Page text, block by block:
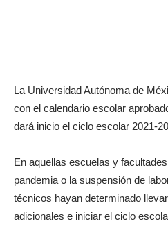
La Universidad Autónoma de
con el calendario escolar
dará inicio el ciclo escolar 2021-
En aquellas escuelas y
pandemia o la suspensión de
técnicos hayan determinado
adicionales e iniciar el ciclo